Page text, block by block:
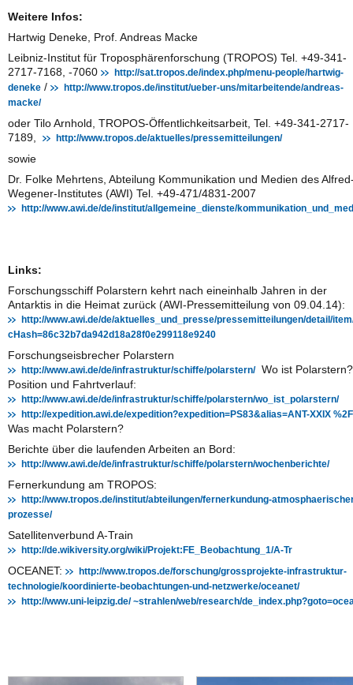
Weitere Infos:
Hartwig Deneke, Prof. Andreas Macke
Leibniz-Institut für Troposphärenforschung (TROPOS) Tel. +49-341-
2717-7168, -7060
http://sat.tropos.de/index.php/menu-people/hartwig-
deneke /
http://www.tropos.de/institut/ueber-uns/mitarbeitende/andreas-
macke/
oder Tilo Arnhold, TROPOS-Öffentlichkeitsarbeit, Tel. +49-341-2717-
7189,
http://www.tropos.de/aktuelles/pressemitteilungen/
sowie
Dr. Folke Mehrtens, Abteilung Kommunikation und Medien des
Wegener-Institutes (AWI) Tel. +49-471/4831-2007
http://www.awi.de/de/institut/allgemeine_dienste/
Links:
Forschungsschiff Polarstern kehrt nach eineinhalb Jahren in der
Antarktis in die Heimat zurück (AWI-Pressemitteilung von 09.04.14):
http://www.awi.de/de/aktuelles_und_presse/pressemitteilungen/detail/
cHash=86c32b7da942d18a28f0e299118e9240
Forschungseisbrecher Polarstern
http://www.awi.de/de/infrastruktur/schiffe/polarstern/Wo ist Polarstern?
Position und Fahrtverlauf:
http://www.awi.de/de/infrastruktur/schiffe/polarstern/wo_ist_polarstern/
http://expedition.awi.de/expedition?expedition=PS83&alias=ANT-XXIX
Was macht Polarstern?
Berichte über die laufenden Arbeiten an Bord:
http://www.awi.de/de/infrastruktur/schiffe/polarstern/wochenberichte/
Fernerkundung am TROPOS:
http://www.tropos.de/institut/abteilungen/fernerkundung-
prozesse/
Satellitenverbund A-Train
http://de.wikiversity.org/wiki/Projekt:FE_Beobachtung_1/A-Tr
OCEANET:
http://www.tropos.de/forschung/grossprojekte-infrastruktur-
technologie/koordinierte-beobachtungen-und-netzwerke/oceanet/
http://www.uni-leipzig.de/ ~strahlen/web/research/